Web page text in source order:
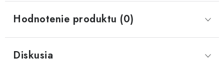
Hodnotenie produktu (0)
Diskusia